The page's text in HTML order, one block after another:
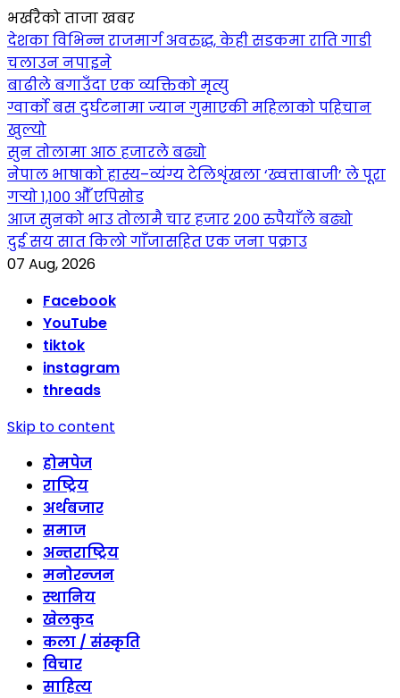
भर्खरैको ताजा खबर
देशका विभिन्न राजमार्ग अवरुद्ध, केही सडकमा राति गाडी
चलाउन नपाइने
बाढीले बगाउँदा एक व्यक्तिको मृत्यु
ग्वार्को बस दुर्घटनामा ज्यान गुमाएकी महिलाको पहिचान
खुल्यो
सुन तोलामा आठ हजारले बढ्यो
नेपाल भाषाको हास्य–व्यंग्य टेलिशृंखला ‘ख्वत्ताबाजी’ ले पूरा
गर्‍यो १,१०० औँ एपिसोड
आज सुनको भाउ तोलामै चार हजार २०० रुपैयाँले बढ्यो
दुई सय सात किलो गाँजासहित एक जना पक्राउ
07 Aug, 2026
Facebook
YouTube
tiktok
instagram
threads
Skip to content
होमपेज
राष्ट्रिय
अर्थबजार
समाज
अन्तराष्ट्रिय
मनोरन्जन
स्थानिय
खेलकुद
कला / संस्कृति
विचार
साहित्य